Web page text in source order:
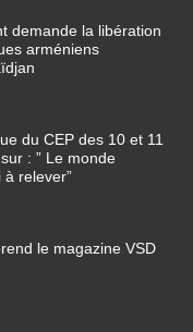
demande la libération
arméniens
du CEP des 10 et 11
: ” Le monde
relever”
le magazine VSD